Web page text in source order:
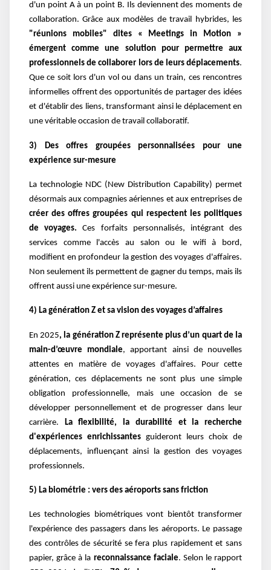
d'un point A à un point B. Ils deviennent des moments de
collaboration. Grâce aux modèles de travail hybrides, les
"réunions mobiles" dites « Meetings in Motion »
émergent comme une solution pour permettre aux
professionnels de collaborer lors de leurs déplacements.
Que ce soit lors d'un vol ou dans un train, ces rencontres
informelles offrent des opportunités de partager des idées
et d'établir des liens, transformant ainsi le déplacement en
une véritable occasion de travail collaboratif.
3) Des offres groupées personnalisées pour une
expérience sur-mesure
La technologie NDC (New Distribution Capability) permet
désormais aux compagnies aériennes et aux entreprises de
créer des offres groupées qui respectent les politiques
de voyages. Ces forfaits personnalisés, intégrant des
services comme l'accès au salon ou le wifi à bord,
modifient en profondeur la gestion des voyages d'affaires.
Non seulement ils permettent de gagner du temps, mais ils
offrent aussi une expérience sur-mesure.
4) La génération Z et sa vision des voyages d’affaires
En 2025, la génération Z représente plus d’un quart de la
main-d’œuvre mondiale, apportant ainsi de nouvelles
attentes en matière de voyages d'affaires. Pour cette
génération, ces déplacements ne sont plus une simple
obligation professionnelle, mais une occasion de se
développer personnellement et de progresser dans leur
carrière.
La flexibilité, la durabilité et la recherche
d'expériences enrichissantes guideront leurs choix de
déplacements, influençant ainsi la gestion des voyages
professionnels.
5) La biométrie : vers des aéroports sans friction
Les technologies biométriques vont bientôt transformer
l'expérience des passagers dans les aéroports. Le passage
des contrôles de sécurité se fera plus rapidement et sans
papier, grâce à la reconnaissance faciale. Selon le rapport